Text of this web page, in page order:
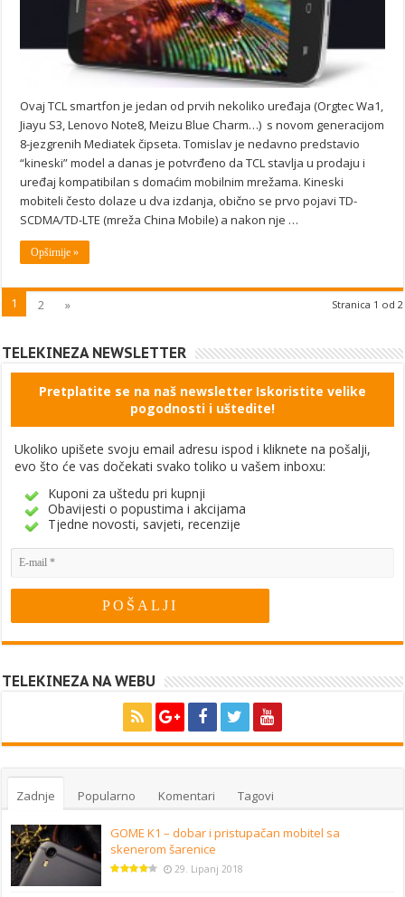
Ovaj TCL smartfon je jedan od prvih nekoliko uređaja (Orgtec Wa1,
Jiayu S3, Lenovo Note8, Meizu Blue Charm…) s novom generacijom
8-jezgrenih Mediatek čipseta. Tomislav je nedavno predstavio
“kineski” model a danas je potvrđeno da TCL stavlja u prodaju i
uređaj kompatibilan s domaćim mobilnim mrežama. Kineski
mobiteli često dolaze u dva izdanja, obično se prvo pojavi TD-
SCDMA/TD-LTE (mreža China Mobile) a nakon nje …
Opširnije »
Stranica 1 od 2
1 2 »
TELEKINEZA NEWSLETTER
Pretplatite se na naš newsletter Iskoristite velike
pogodnosti i uštedite!
Ukoliko upišete svoju email adresu ispod i kliknete na pošalji,
evo što će vas dočekati svako toliko u vašem inboxu:
Kuponi za uštedu pri kupnji
Obavijesti o popustima i akcijama
Tjedne novosti, savjeti, recenzije
TELEKINEZA NA WEBU
Zadnje Popularno Komentari Tagovi
GOME K1 – dobar i pristupačan mobitel sa
skenerom šarenice
29. Lipanj 2018